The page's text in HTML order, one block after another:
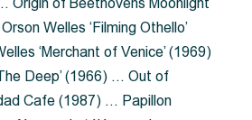
Origin of Beethovens Moonlight
Welles ‘Filming Othello’
‘Merchant of Venice’ (1969)
Deep’ (1966) … Out of
Cafe (1987) … Papillon